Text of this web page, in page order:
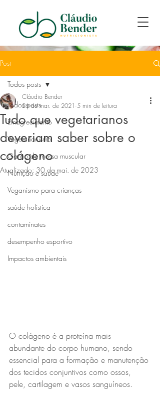
Post
Todos posts
Emagrecimento
Vegetarianismo
Ganho de massa muscular
Nutrição e saúde
Veganismo para crianças
saúde holística
contaminates
desempenho esportivo
Impactos ambientais
Todos posts
Tudo que vegetarianos
deveriam saber sobre o
colágeno
Cláudio Bender
26 de mar. de 2021 5 min de leitura
Atualizado: 30 de mai. de 2023
O colágeno é a proteína mais
abundante do corpo humano, sendo
essencial para a formação e manutenção
dos tecidos conjuntivos como ossos,
pele, cartilagem e vasos sanguíneos.